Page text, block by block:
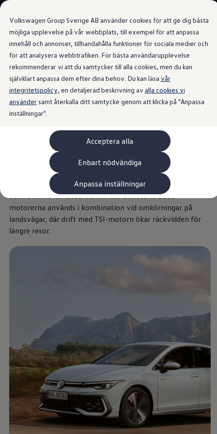
Volkswagen Group Sverige AB använder cookies för att ge dig bästa
möjliga upplevelse på vår webbplats, till exempel för att anpassa
innehåll och annonser, tillhandahålla funktioner för sociala medier och
för att analysera webbtrafiken. För bästa användarupplevelse
rekommenderar vi att du samtycker till alla cookies, men du kan
självklart anpassa dem efter dina behov. Du kan läsa vår
integritetspolicy, en detaljerad beskrivning av alla cookies vi
användersamt återkalla ditt samtycke genom att klicka på "Anpassa
inställningar".
Acceptera alla
Enbart nödvändiga
Anpassa inställningar
Gå till
huvudinnehåll
Gå till
sidfot
Bygg din bil
Nya bilar i lager
Golf Sportscombi
Pressen testar Golf Sportscombi
Lär dig om våra modellversioner
Boka provkörning
Äga
Service
Originalservice
Originalservice 4+
Skadereparation
ServiceCam
Service av elbilar
Tillbehör
Interiör- och exteriörskydd
Underhållning och elektronik
Laddbox och laddningskablar
Modellspecifika tillbehör
Däck och fälg
Delar
Bytesdelar
Mobilitetsgaranti
Varnings- och kontrollampor
2G/3G-nätet stängs ned – hur påverkas min
Dieselfrågan
Mjukvaruuppdatering för förbränningsbilar
Hitta serviceverkstad
myVolkswagen
Information om myVolkswagen
Hjälp med appar och digitala tjänster
Navigation Map Update
Digital Instruktionsbok
Mobilitetsgarantin
Uppdateringar för elbilar
Prestanda för laddhybrid
Gott om kraft. Gott om
effektivitet.
Den ökade effekten från 180 till 200 kW är standard för
den nya laddhybriden och ger nu en räckvidd vid eldrift på
107 km. I synnerhet vid körning i stadstrafik innebär det att
du i normala fall enbart använder elmotorn. Båda
motorerna används i kombination vid omkörningar på
landsvägar, där drift med TSI-motorn ökar räckvidden för
längre resor.